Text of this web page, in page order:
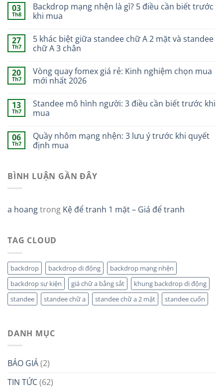
03
Th8
Backdrop mạng nhện là gì? 5 điều cần biết trước
khi mua
27
Th7
5 khác biệt giữa standee chữ A 2 mặt và standee
chữ A 3 chân
20
Th7
Vòng quay fomex giá rẻ: Kinh nghiệm chọn mua
mới nhất 2026
13
Th7
Standee mô hình người: 3 điều cần biết trước khi
mua
06
Th7
Quầy nhôm mạng nhện: 3 lưu ý trước khi quyết
định mua
BÌNH LUẬN GẦN ĐÂY
a hoangtrong Kệ để tranh 1 mặt – Giá để tranh
TAG CLOUD
backdrop backdrop di động
backdrop mạng nhện
backdrop sự kiện
giá chữ a bằng sắt
khung backdrop di động
standee
standee chữ a standee chữ a 2 mặt standee cuốn
DANH MỤC
BÁO GIÁ(2)
TIN TỨC(62)